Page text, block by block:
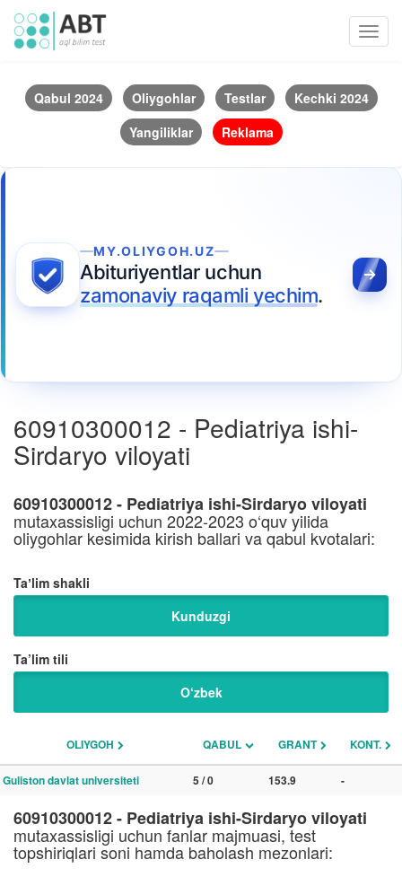
Qabul 2024 Oliygohlar Testlar
Kechki 2024
Yangiliklar
Reklama
MY.OLIYGOH.UZ
Abituriyentlar uchun
zamonaviy raqamli yechim.
60910300012 - Pediatriya ishi-
Sirdaryo viloyati
60910300012 - Pediatriya ishi-Sirdaryo viloyati
mutaxassisligi uchun 2022-2023 o‘quv yilida
oliygohlar kesimida kirish ballari va qabul kvotalari:
Taʼlim shakli
Kunduzgi
Ta’lim tili
O‘zbek
OLIYGOH QABUL GRANT KONT.
Guliston davlat universiteti 5 / 0 153.9 -
60910300012 - Pediatriya ishi-Sirdaryo viloyati
mutaxassisligi uchun fanlar majmuasi, test
topshiriqlari soni hamda baholash mezonlari: